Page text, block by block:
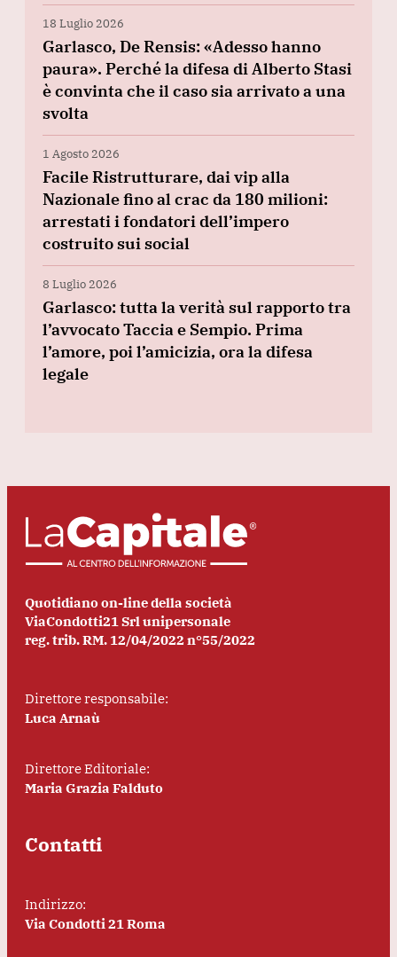
18 Luglio 2026
Garlasco, De Rensis: «Adesso hanno
paura». Perché la difesa di Alberto Stasi
è convinta che il caso sia arrivato a una
svolta
1 Agosto 2026
Facile Ristrutturare, dai vip alla
Nazionale fino al crac da 180 milioni:
arrestati i fondatori dell’impero
costruito sui social
8 Luglio 2026
Garlasco: tutta la verità sul rapporto tra
l’avvocato Taccia e Sempio. Prima
l’amore, poi l’amicizia, ora la difesa
legale
Quotidiano on-line della società
ViaCondotti21 Srl unipersonale
reg. trib. RM. 12/04/2022 n°55/2022
Direttore responsabile:
Luca Arnaù
Direttore Editoriale:
Maria Grazia Falduto
Contatti
Indirizzo:
Via Condotti 21 Roma